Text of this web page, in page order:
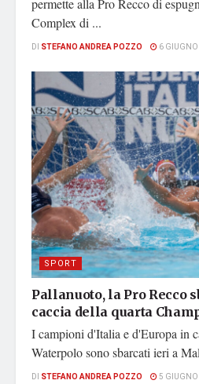
permette alla Pro Recco di
Complex di ...
DI STEFANO ANDREA POZZO 6
SPORT
Pallanuoto, la Pro Recco
caccia della quarta
I campioni d'Italia e d'Europa in
Waterpolo sono sbarcati ieri a
DI STEFANO ANDREA POZZO 5